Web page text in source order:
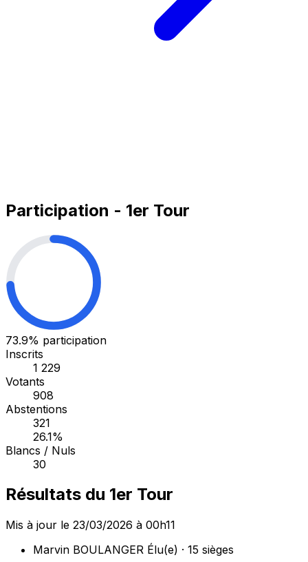
Participation - 1er Tour
73.9% participation
Inscrits
1 229
Votants
908
Abstentions
321
26.1%
Blancs / Nuls
30
Résultats du 1er Tour
Mis à jour le 23/03/2026 à 00h11
Marvin BOULANGER Élu(e) · 15 sièges